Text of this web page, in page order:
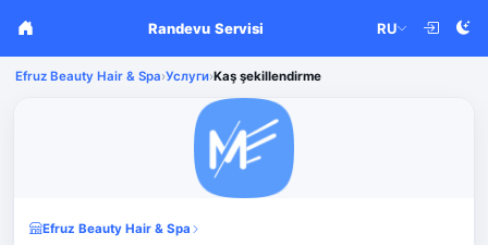
Randevu Servisi RU
Efruz Beauty Hair & Spa›Услуги›Kaş şekillendirme
Efruz Beauty Hair & Spa